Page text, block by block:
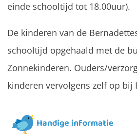
einde schooltijd tot 18.00uur).
De kinderen van de
schooltijd opgehaald met de
Zonnekinderen. Ouders/
kinderen vervolgens zelf op bij
Handige informatie